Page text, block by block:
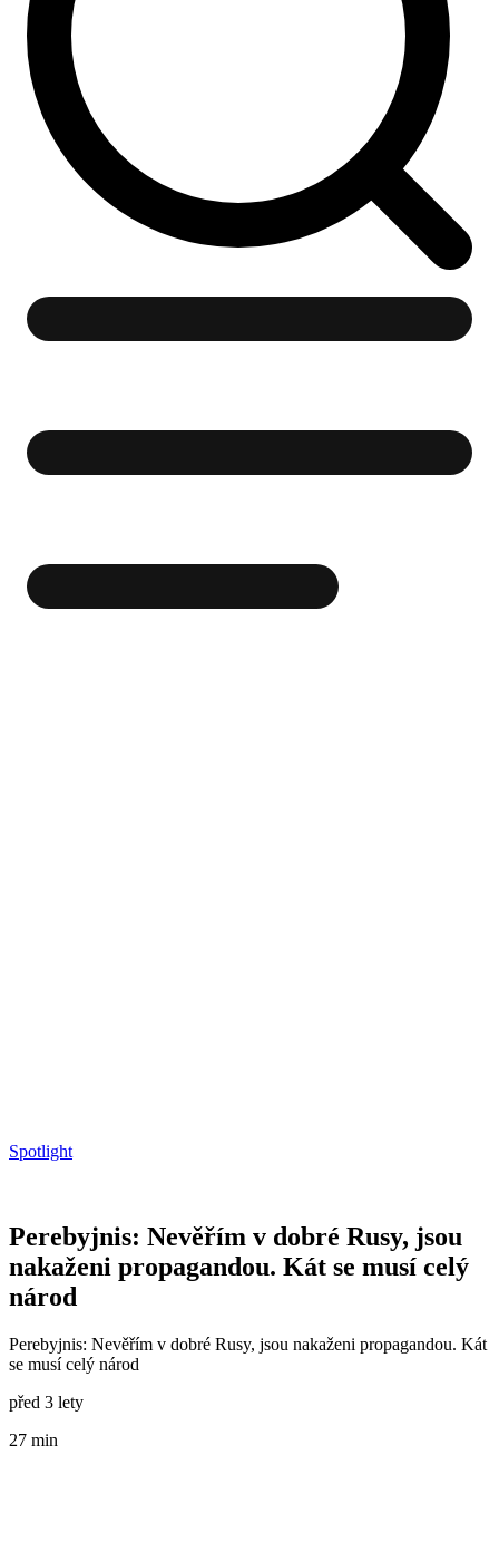
Spotlight
Perebyjnis: Nevěřím v dobré Rusy, jsou
nakaženi propagandou. Kát se musí celý
národ
Perebyjnis: Nevěřím v dobré Rusy, jsou nakaženi propagandou. Kát
se musí celý národ
před 3 lety
27 min